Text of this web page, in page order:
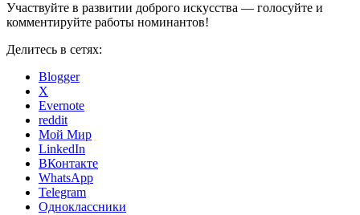
Участвуйте в развитии доброго искусства — голосуйте и
комментируйте работы номинантов!
Делитесь в сетях:
Blogger
X
Evernote
reddit
Мой Мир
LinkedIn
ВКонтакте
WhatsApp
Telegram
Одноклассники